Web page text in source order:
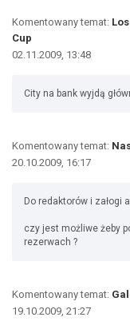
Komentowany temat:
Cup
02.11.2009, 13:48
City na bank wyjdą
Komentowany temat:
20.10.2009, 16:17
Do redaktorów i załogi
czy jest możliwe żeby
rezerwach ?
Komentowany temat:
19.10.2009, 21:27